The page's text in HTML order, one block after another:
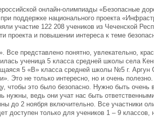
онлайн-олимпиады «Безопасные
поддержке национального проекта
участие 122 208 учеников из Чеченской
проекта и повышении интереса к теме
Все представлено понятно, увлекательно,
ученица 5 класса средней школы села
5 «В» класса средней школы №5 г. Аргун
Это не только интересно, но и очень
чтобы это было безопасно. Нужно быть
нужны, ведь они учат нас быть
до 2 ноября включительно. Все участники
доступен только для учеников 1 – 9